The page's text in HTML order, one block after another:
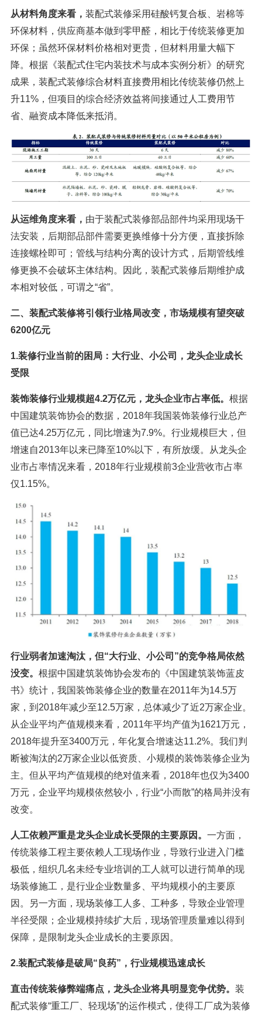
从材料角度来看， 装配式装修采用硅酸钙复合板、岩棉等
环保材料，供应商基本做到零甲醛，相比于传统装修更加
环保；虽然环保材料价格相对更贵，但材料用量大幅下
降。根据《装配式住宅内装技术与成本实例分析》的研究
成果，装配式装修综合材料直接费用相比传统装修仍然上
升11%，但项目的综合经济效益将间接通过人工费用节
省、融资成本降低来抵消。
从运维角度来看， 由于装配式装修部品部件均采用现场干
法安装，后期部品部件需要更换维修十分方便，直接拆除
连接螺栓即可；管线与结构分离的设计方式，后期管线维
修更换不会破坏主体结构。因此，装配式装修后期维护成
本相对较低，可谓之“省”。
二、装配式装修将引领行业格局改变，市场规模有望突破
6200亿元
1.装修行业当前的困局：大行业、小公司，龙头企业成长
受限
装饰装修行业规模超4.2万亿元，龙头企业市占率低。 根据
中国建筑装饰协会的数据，2018年我国装饰装修行业总产
值已达4.25万亿元，同比增速为7.9%。行业规模巨大，但
增速自2013年以来已降至10%以下，有所放缓。从龙头企
业市占率情况来看，2018年行业规模前3企业营收市占率
仅1.15%。
行业弱者加速淘汰，但“大行业、小公司”的竞争格局依然
没变。 根据中国建筑装饰协会发布的《中国建筑装饰蓝皮
书》统计，我国装饰装修企业的数量在2011年为14.5万
家，到2018年减少至12.5万家，总体减少了近2万家企业。
从企业平均产值规模来看，2011年平均产值为1621万元，
2018年提升至3400万元，年化复合增速达11.2%。我们判
断被淘汰的2万家企业以低资质、小规模的装饰装修企业为
主。但从平均产值规模的绝对值来看，2018年也仅为3400
万元，企业平均规模依然较小，行业“小而散”的格局并没有
改变。
人工依赖严重是龙头企业成长受限的主要原因。 一方面，
传统装修工程主要依赖人工现场作业，导致行业进入门槛
极低，组织几名未经专业培训的工人就可以进行简单的现
场装修施工，是行业企业数量多、平均规模小的主要原
因。另一方面，现场装修工人多、工种多，导致企业管理
半径受限；企业规模持续扩大后，现场管理质量难以得到
保障，是限制龙头企业成长的主要原因。
2.装配式装修是破局“良药”，行业规模迅速成长
直击传统装修弊端痛点，龙头企业将具明显竞争优势。 装
配式装修“重工厂、轻现场”的运作模式，使得工厂成为装修